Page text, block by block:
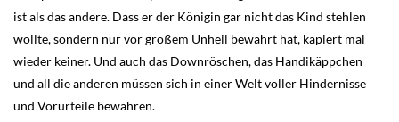
ist als das andere. Dass er der Königin gar nicht das Kind stehlen
wollte, sondern nur vor großem Unheil bewahrt hat, kapiert mal
wieder keiner. Und auch das Downröschen, das Handikäppchen
und all die anderen müssen sich in einer Welt voller Hindernisse
und Vorurteile bewähren.